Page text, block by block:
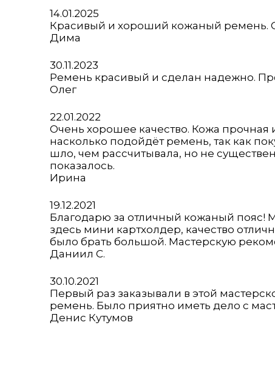
Оценка
5
из
14.01.2025
Красивый и хороший кожаный ремень.
Дима
Оценка
5
из
30.11.2023
Ремень красивый и сделан надежно.
Олег
Оценка
5
из
5
22.01.2022
Очень хорошее качество. Кожа прочная
насколько подойдёт ремень, так как
шло, чем рассчитывала, но не
показалось.
Ирина
Оценка
4
из
5
19.12.2021
Благодарю за отличный кожаный пояс!
здесь мини картхолдер, качество
было брать большой. Мастерскую
Даниил С.
Оценка
5
из
5
30.10.2021
Первый раз заказывали в этой
ремень. Было приятно иметь дело с
Денис Кутумов